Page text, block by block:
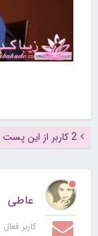
2 کاربر از این پست مفید تشکر کرده اند (نمایش سپاس ها)
عاطی
کاربر فعال